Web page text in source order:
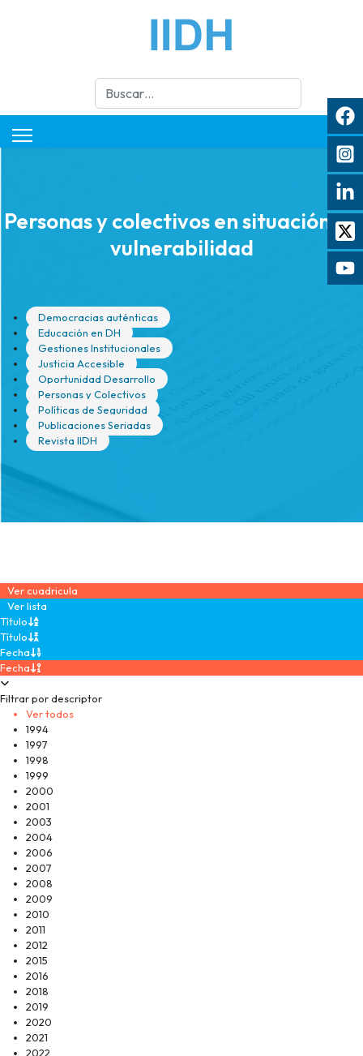
Buscar
Personas y colectivos en situación de
vulnerabilidad
Democracias auténticas
Educación en DH
Gestiones Institucionales
Justicia Accesible
Oportunidad Desarrollo
Personas y Colectivos
Políticas de Seguridad
Publicaciones Seriadas
Revista IIDH
Ver cuadricula
Ver lista
Título
Título
Fecha
Fecha
Filtrar por descriptor
Ver todos
1994
1997
1998
1999
2000
2001
2003
2004
2006
2007
2008
2009
2010
2011
2012
2015
2016
2018
2019
2020
2021
2022